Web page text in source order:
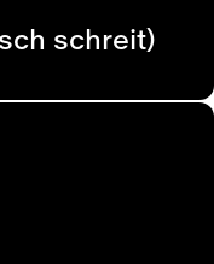
schreit)